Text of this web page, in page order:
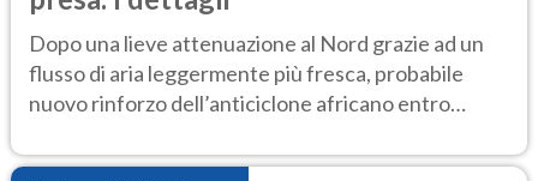
Dopo una lieve attenuazione al Nord grazie ad un
flusso di aria leggermente più fresca, probabile
nuovo rinforzo dell’anticiclone africano entro